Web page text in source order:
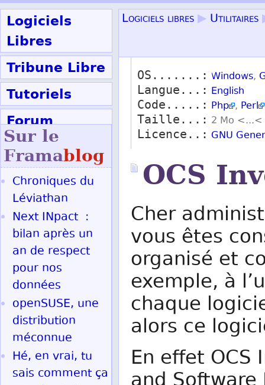
Logiciels
Libres
Tribune Libre
Tutoriels
Forum
Participer
Logiciels libres ▶ Utilitaires
OS.......: Windows,
Langue...: English
Code.....: Php , Perl
Taille...: 2 Mo <...<
Licence..: GNU
OCS
Cher
vous êtes
organisé et
exemple, à
chaque
alors ce
En effet OCS
Sur le
Framablog
Chroniques du
Léviathan
Next INpact :
bilan après un
an de respect
pour nos
données
openSUSE, une
distribution
méconnue
Hé, en vrai, tu
sais comment ça